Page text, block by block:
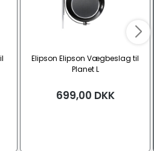
Elipson Elipson Vægbeslag til
Planet L
699,00 DKK